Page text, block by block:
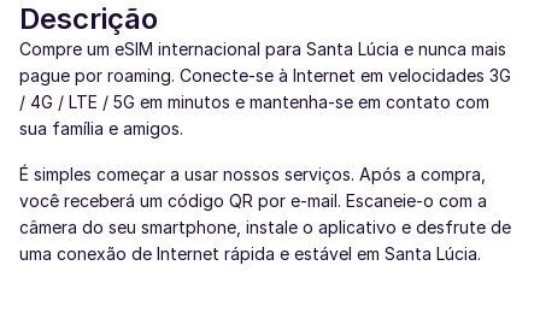
Descrição
Compre um eSIM internacional para Santa Lúcia e nunca mais
pague por roaming. Conecte-se à Internet em velocidades 3G
/ 4G / LTE / 5G em minutos e mantenha-se em contato com
sua família e amigos.
É simples começar a usar nossos serviços. Após a compra,
você receberá um código QR por e-mail. Escaneie-o com a
câmera do seu smartphone, instale o aplicativo e desfrute de
uma conexão de Internet rápida e estável em Santa Lúcia.